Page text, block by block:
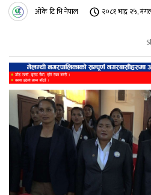
ओके टि भि नेपाल २०८१ भाद्र २५,